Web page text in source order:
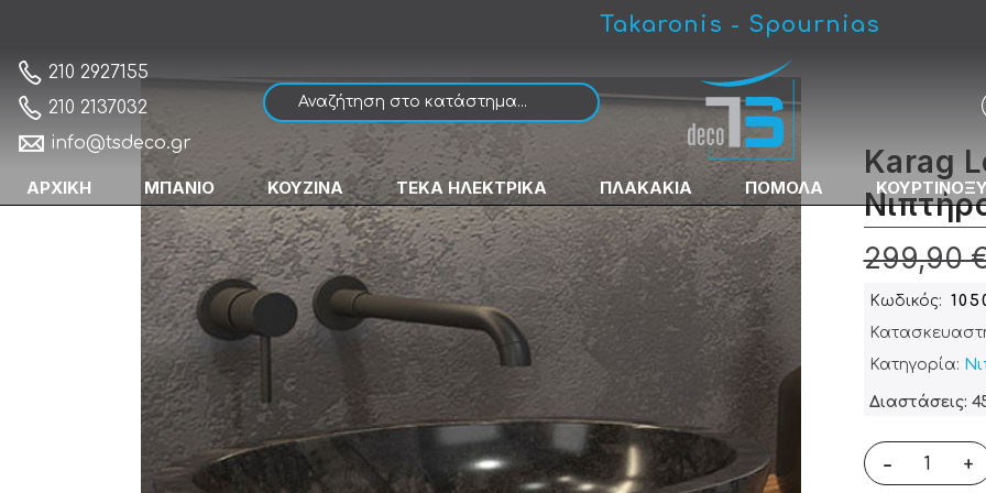
Takaronis - Spournias
210 2927155
210 2137032
info@tsdeco.gr
ΑΡΧΙΚΗ ΜΠΑΝΙΟ ΚΟΥΖΙΝΑ ΤΕΚΑ ΗΛΕΚΤΡΙΚΑ ΠΛΑΚΑΚΙΑ ΠΟΜΟΛΑ
Karag
299,90
Κωδικός
Κατηγορία:
Διαστάσεις:
- +